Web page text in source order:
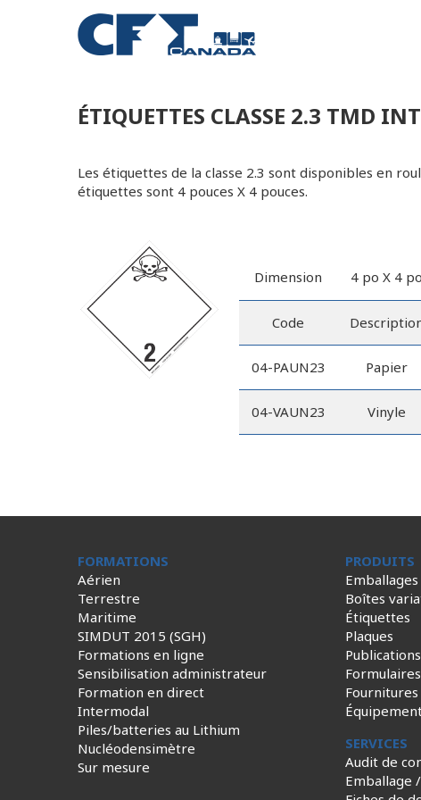
ÉTIQUETTES CLASSE 2.3 TMD
Les étiquettes de la classe 2.3 sont disponibles en
étiquettes sont 4 pouces X 4 pouces.
Dimension 4 po X 4 po
Code
04-PAUN23 Papier
04-VAUN23 Vinyle
FORMATIONS
Aérien
Terrestre
Maritime
SIMDUT 2015 (SGH)
Formations en ligne
Sensibilisation administrateur
Formation en direct
Intermodal
Piles/batteries au Lithium
Nucléodensimètre
Sur mesure
PRODUITS
Emballages
Boîtes
Étiquettes
Plaques
Publications
Formulaires
SERVICES
Audit de
Emballage